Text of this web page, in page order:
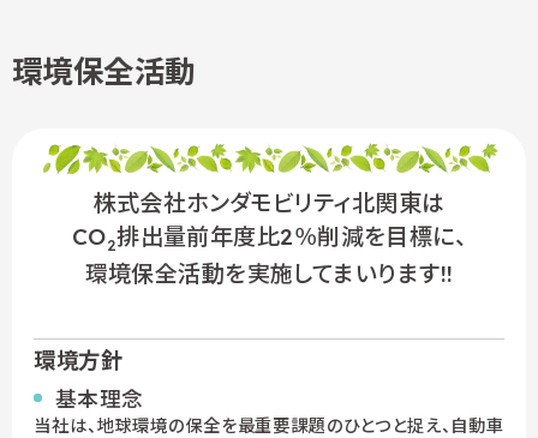
環境保全活動
株式会社ホンダモビリティ北関東は
CO2排出量前年度比2％削減を目標に、
環境保全活動を実施してまいります!!
環境方針
基本理念
当社は、地球環境の保全を最重要課題のひとつと捉え、自動車